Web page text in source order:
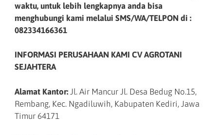
waktu, untuk lebih lengkapnya anda bisa
menghubungi kami melalui SMS/WA/TELPON di :
082334166361
INFORMASI PERUSAHAAN KAMI CV AGROTANI
SEJAHTERA
Alamat Kantor: Jl. Air Mancur Jl. Desa Bedug No.15,
Rembang, Kec. Ngadiluwih, Kabupaten Kediri, Jawa
Timur 64171